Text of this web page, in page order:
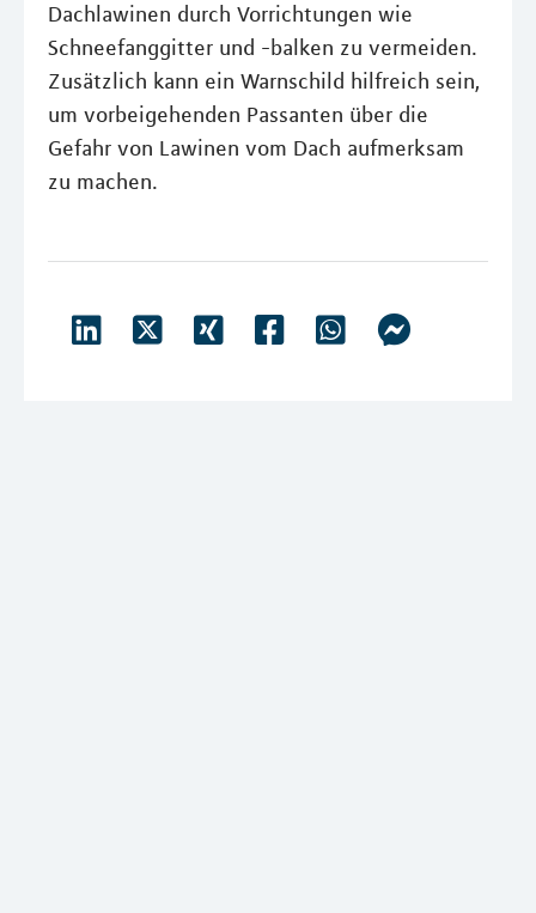
Dachlawinen durch Vorrichtungen wie
Schneefanggitter und -balken zu vermeiden.
Zusätzlich kann ein Warnschild hilfreich sein,
um vorbeigehenden Passanten über die
Gefahr von Lawinen vom Dach aufmerksam
zu machen.